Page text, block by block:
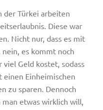
der Türkei arbeiten
Diese war
Nicht nur, dass es mit
es kommt noch
Geld kostet, sodass
Einheimischen
zu sparen. Dennoch
etwas wirklich will,